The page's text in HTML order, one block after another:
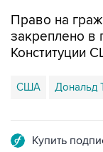
Право на
закреплено в
Конституции
США Дональд
Купить